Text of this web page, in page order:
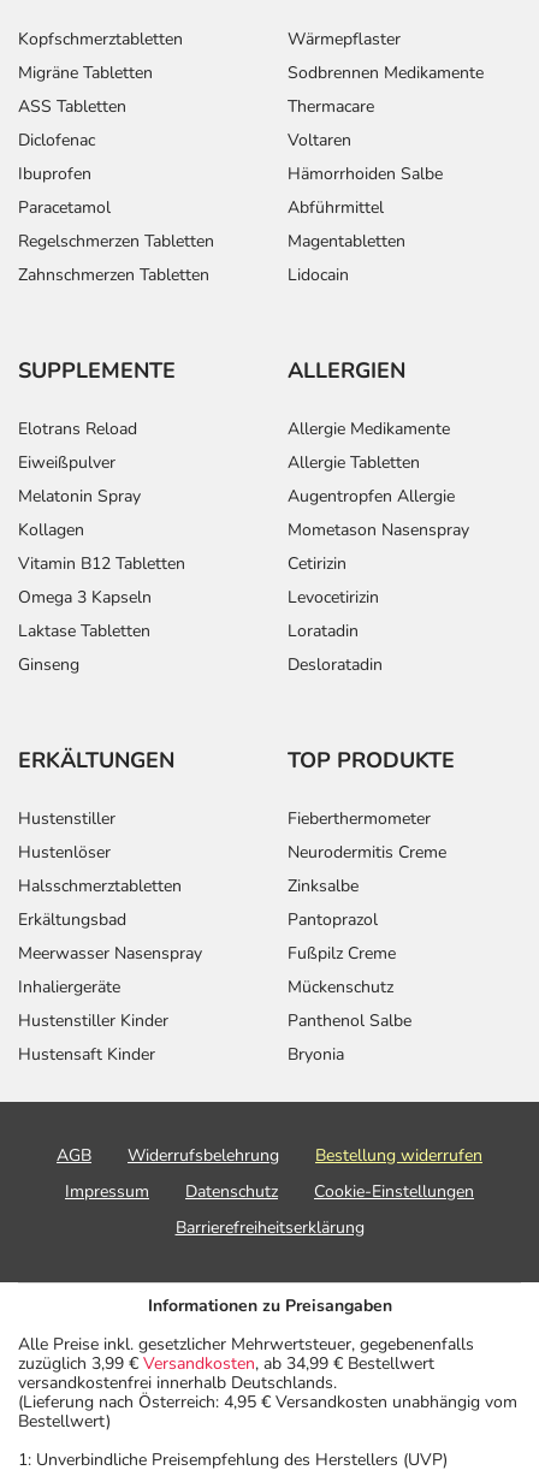
Kopfschmerztabletten
Migräne Tabletten
ASS Tabletten
Diclofenac
Ibuprofen
Paracetamol
Regelschmerzen Tabletten
Zahnschmerzen Tabletten
Wärmepflaster
Sodbrennen Medikamente
Thermacare
Voltaren
Hämorrhoiden Salbe
Abführmittel
Magentabletten
Lidocain
SUPPLEMENTE
Elotrans Reload
Eiweißpulver
Melatonin Spray
Kollagen
Vitamin B12 Tabletten
Omega 3 Kapseln
Laktase Tabletten
Ginseng
ALLERGIEN
Allergie Medikamente
Allergie Tabletten
Augentropfen Allergie
Mometason Nasenspray
Cetirizin
Levocetirizin
Loratadin
Desloratadin
ERKÄLTUNGEN
Hustenstiller
Hustenlöser
Halsschmerztabletten
Erkältungsbad
Meerwasser Nasenspray
Inhaliergeräte
Hustenstiller Kinder
Hustensaft Kinder
TOP PRODUKTE
Fieberthermometer
Neurodermitis Creme
Zinksalbe
Pantoprazol
Fußpilz Creme
Mückenschutz
Panthenol Salbe
Bryonia
AGB Widerrufsbelehrung
Bestellung widerrufen
Impressum
Datenschutz
Cookie-Einstellungen
Barrierefreiheitserklärung
Informationen zu Preisangaben
Alle Preise inkl. gesetzlicher Mehrwertsteuer, gegebenenfalls
zuzüglich 3,99 € Versandkosten, ab 34,99 € Bestellwert
versandkostenfrei innerhalb Deutschlands.
(Lieferung nach Österreich: 4,95 € Versandkosten unabhängig vom
Bestellwert)
1: Unverbindliche Preisempfehlung des Herstellers (UVP)